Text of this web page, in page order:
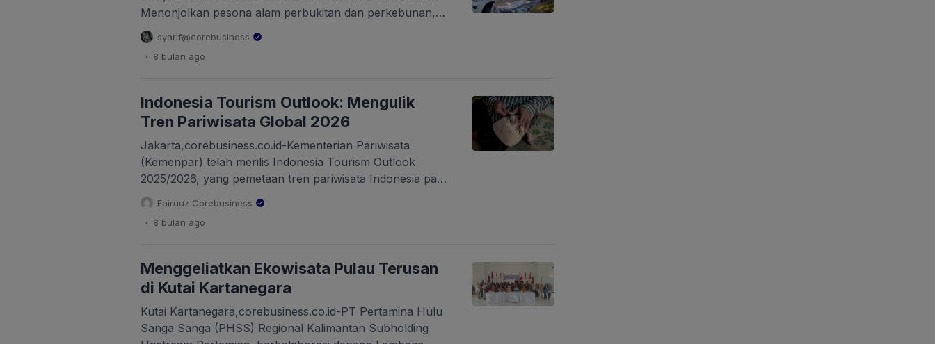
Menonjolkan pesona alam perbukitan dan perkebunan,
hingga berendam air hangat alami di kolam. Rasa lelah
membesut kendaraan roda empat hampir 5 jam dari
selatan Jakarta perlahan berangsur pulih setelah tiba di
Karyamekar, Kecamatan Pasirwangi, Kabupaten Garut,
[…]
syarif@corebusiness
. 8 bulan ago
Indonesia Tourism Outlook: Mengulik
Tren Pariwisata Global 2026
Jakarta,corebusiness.co.id-Kementerian Pariwisata
(Kemenpar) telah merilis Indonesia Tourism Outlook
2025/2026, yang pemetaan tren pariwisata Indonesia pada
2026 dianalisis dari berbagai metode yang komprehensif
temuan perubahan dan elaborasi dari tiga sumber utama:
(pengamatan para ahli), serta diskusi kelompok
terpumpun (Focus Group Discussion/FGD). Setiap sinyal
[…]
Fairuuz Corebusiness
. 8 bulan ago
Menggeliatkan Ekowisata Pulau Terusan
di Kutai Kartanegara
Kutai Kartanegara,corebusiness.co.id-PT Pertamina Hulu
Sanga Sanga (PHSS) Regional Kalimantan Subholding